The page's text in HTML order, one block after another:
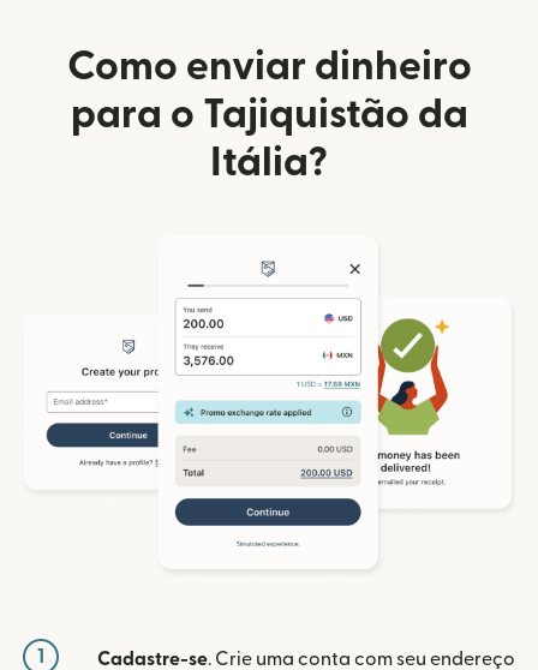
Como enviar dinheiro
para o Tajiquistão da
Itália?
1 Cadastre-se. Crie uma conta com seu endereço